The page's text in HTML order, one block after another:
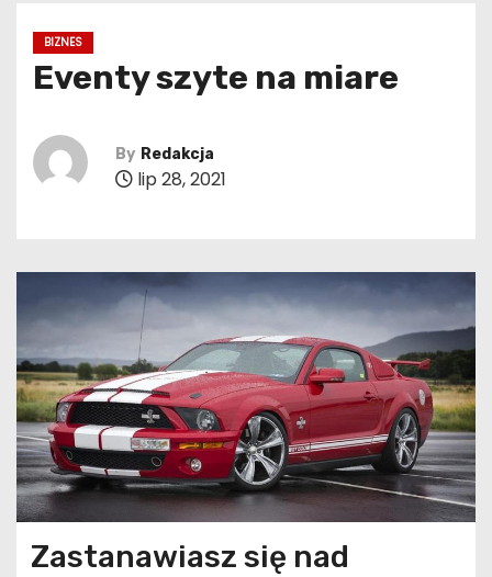
BIZNES
Eventy szyte na miare
By Redakcja
lip 28, 2021
Zastanawiasz się nad